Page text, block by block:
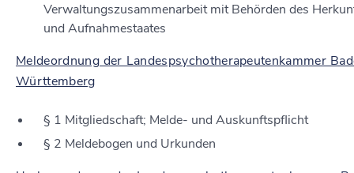
Verwaltungszusammenarbeit mit Behörden des
und Aufnahmestaates
Meldeordnung der Landespsychotherapeutenkammer
Württemberg
§ 1 Mitgliedschaft; Melde- und Auskunftspflicht
§ 2 Meldebogen und Urkunden